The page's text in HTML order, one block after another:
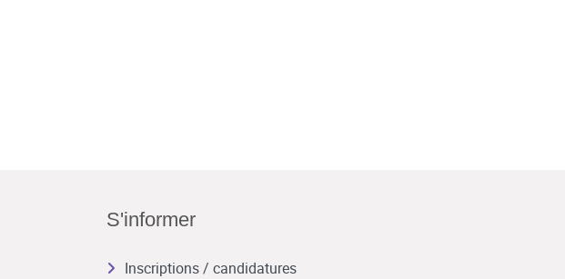
S'informer
Inscriptions / candidatures